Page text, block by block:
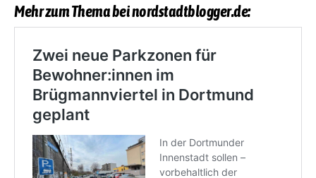
Mehr zum Thema bei nordstadtblogger.de: